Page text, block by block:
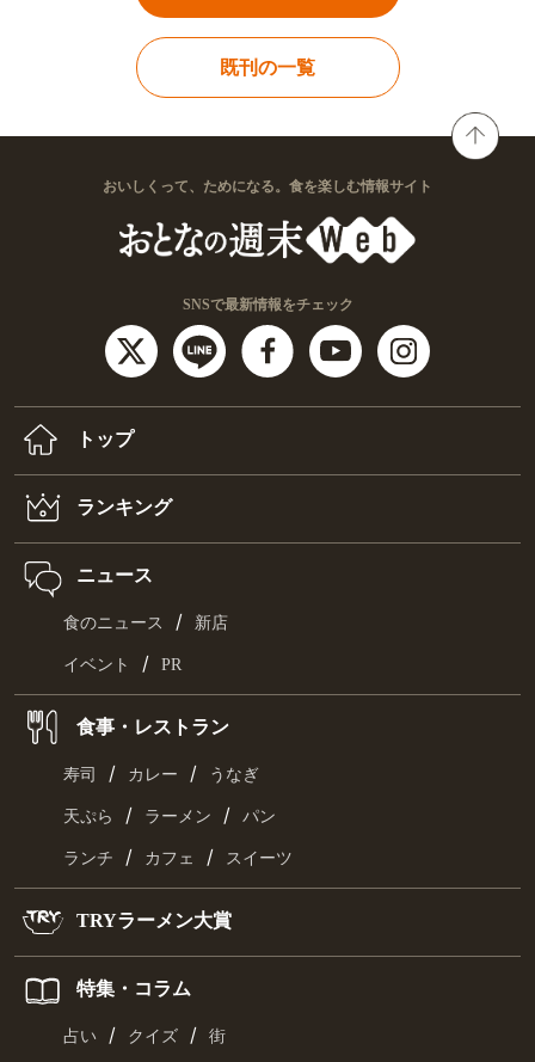
既刊の一覧
おいしくって、ためになる。食を楽しむ情報サイト
SNSで最新情報をチェック
トップ
ランキング
ニュース
食のニュース / 新店
イベント / PR
食事・レストラン
寿司 / カレー / うなぎ
天ぷら / ラーメン / パン
ランチ / カフェ / スイーツ
TRYラーメン大賞
特集・コラム
占い / クイズ / 街